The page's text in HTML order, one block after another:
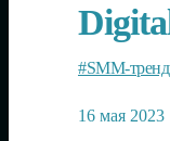
#SMM-
16 мая 2023